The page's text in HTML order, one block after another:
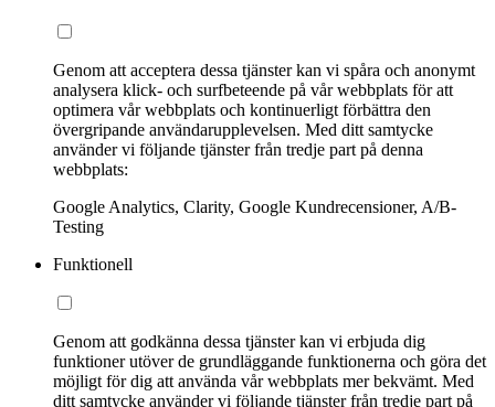
Genom att acceptera dessa tjänster kan vi spåra och anonymt
analysera klick- och surfbeteende på vår webbplats för att
optimera vår webbplats och kontinuerligt förbättra den
övergripande användarupplevelsen. Med ditt samtycke
använder vi följande tjänster från tredje part på denna
webbplats:
Google Analytics, Clarity, Google Kundrecensioner, A/B-
Testing
Funktionell
Genom att godkänna dessa tjänster kan vi erbjuda dig
funktioner utöver de grundläggande funktionerna och göra det
möjligt för dig att använda vår webbplats mer bekvämt. Med
ditt samtycke använder vi följande tjänster från tredje part på